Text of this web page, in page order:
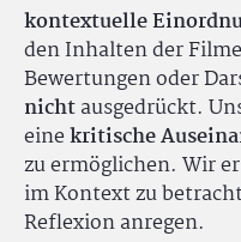
kontextuelle
den Inhalten der
Bewertungen oder
nichtausgedrückt.
einekritische
zu ermöglichen. Wir
im Kontext zu
Reflexion anregen.